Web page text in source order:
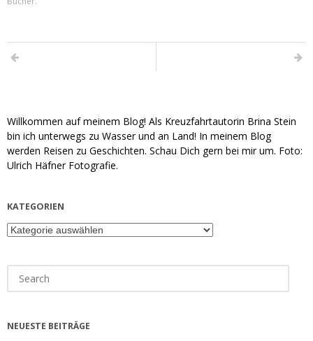
Willkommen auf meinem Blog! Als Kreuzfahrtautorin Brina Stein
bin ich unterwegs zu Wasser und an Land! In meinem Blog
werden Reisen zu Geschichten. Schau Dich gern bei mir um. Foto:
Ulrich Häfner Fotografie.
KATEGORIEN
Kategorien
for:
NEUESTE BEITRÄGE